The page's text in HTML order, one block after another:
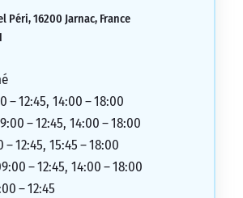
Péri, 16200 Jarnac, France
– 12:45, 14:00 – 18:00
– 12:45, 14:00 – 18:00
12:45, 15:45 – 18:00
– 12:45, 14:00 – 18:00
– 12:45